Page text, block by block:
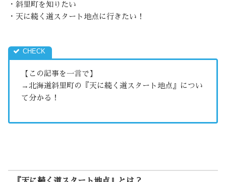
・斜里町を知りたい
・天に続く道スタート地点に行きたい！
【この記事を一言で】
→北海道斜里町の『天に続く道スタート地点』につい
て分かる！